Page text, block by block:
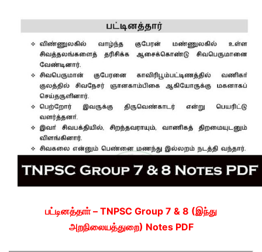
பட்டினத்தாா் – TNPSC Group 7 & 8 (இந்து
அறநிலையத்துறை) Notes PDF